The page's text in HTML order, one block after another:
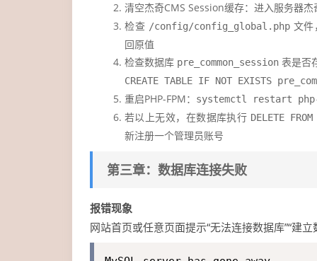
清空杰奇CMS Session缓存：进入服务器
检查 /config/config_global.php文件
回原值
检查数据库 pre_common_session 表是否
CREATE TABLE IF NOT EXISTS
重启PHP-FPM： systemctl restart
若以上无效，在数据库执行 DELETE
新注册一个管理员账号
第三章：数据库连接失败
报错现象
网站首页或任意页面提示“无法连接数据库”“建